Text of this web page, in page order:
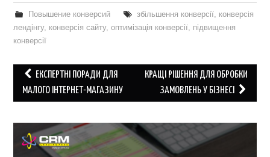
Повышение конверсий збільшення конверсії, конверсія
лендінгу, конверсія сайту,оптимізація конверсії, підвищення
конверсії
Post
navigation
ЕКСПЕРТНІ ПОРАДИ ДЛЯ
МАЛОГО ІНТЕРНЕТ-МАГАЗИНУ
КРАЩІ РІШЕННЯ ДЛЯ ОБРОБКИ
ЗАМОВЛЕНЬ У БІЗНЕСІ